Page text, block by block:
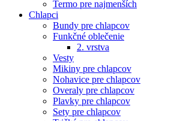
Termo pre najmenších
Chlapci
Bundy pre chlapcov
Funkčné oblečenie
2. vrstva
Vesty
Mikiny pre chlapcov
Nohavice pre chlapcov
Overaly pre chlapcov
Plavky pre chlapcov
Sety pre chlapcov